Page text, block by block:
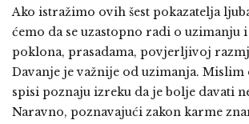
Ako istražimo ovih šest pokazatelja
ćemo da se uzastopno radi o uzimanju
poklona, prasadama, povjerljivoj
Davanje je važnije od uzimanja. Mislim
spisi poznaju izreku da je bolje davati
Naravno, poznavajući zakon karme